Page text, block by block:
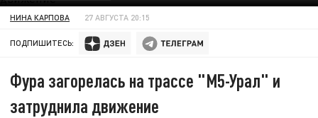
НИНА КАРПОВА 27 АВГУСТА 20:15
ПОДПИШИТЕСЬ:
Фура загорелась на трассе "М5-Урал" и
затруднила движение